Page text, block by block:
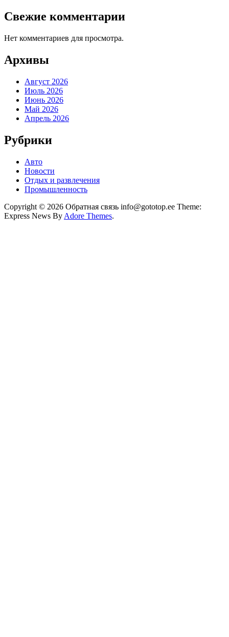
Свежие комментарии
Нет комментариев для просмотра.
Архивы
Август 2026
Июль 2026
Июнь 2026
Май 2026
Апрель 2026
Рубрики
Авто
Новости
Отдых и развлечения
Промышленность
Copyright © 2026 Обратная связь info@gototop.ee Theme:
Express News By Adore Themes.